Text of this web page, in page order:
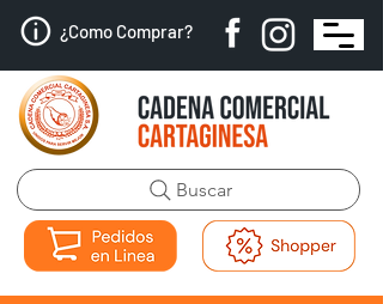
¿Como Comprar?
Buscar